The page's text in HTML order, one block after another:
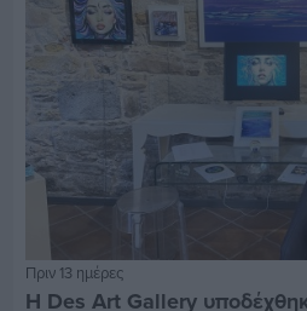
Πριν 13 ημέρες
Η Des Art Gallery